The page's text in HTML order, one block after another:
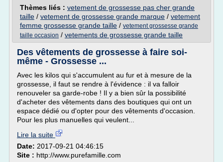
Thèmes liés : vetement de grossesse pas cher grande
taille / vetement de grossesse grande marque / vetement
femme grossesse grande taille / vetement grossesse grande
taille occasion / vetements de grossesse grande taille
Des vêtements de grossesse à faire soi-
même - Grossesse ...
Avec les kilos qui s'accumulent au fur et à mesure de la
grossesse, il faut se rendre à l'évidence : il va falloir
renouveler sa garde-robe ! Il y a bien sûr la possibilité
d'acheter des vêtements dans des boutiques qui ont un
espace dédié ou d'opter pour des vêtements d'occasion.
Pour les plus manuelles qui veulent...
Lire la suite
Date: 2017-09-21 04:46:15
Site : http://www.purefamille.com